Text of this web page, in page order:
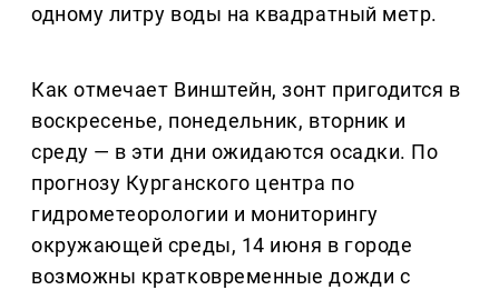
одному литру воды на квадратный метр.
Как отмечает Винштейн, зонт пригодится в
воскресенье, понедельник, вторник и
среду — в эти дни ожидаются осадки. По
прогнозу Курганского центра по
гидрометеорологии и мониторингу
окружающей среды, 14 июня в городе
возможны кратковременные дожди с